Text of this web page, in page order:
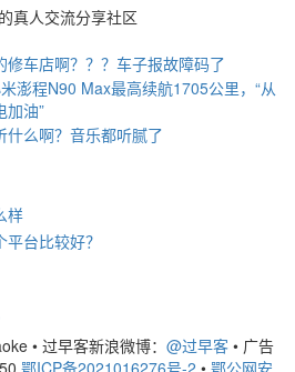
人交流分享社区
修车店啊？？？车子报故障码了
澎程N90 Max最高续航1705公里，“从
加油”
什么啊？音乐都听腻了
样
台比较好？
• 过早客新浪微博： @过早客 • 广告
鄂ICP备2021016276号-2 • 鄂公网安